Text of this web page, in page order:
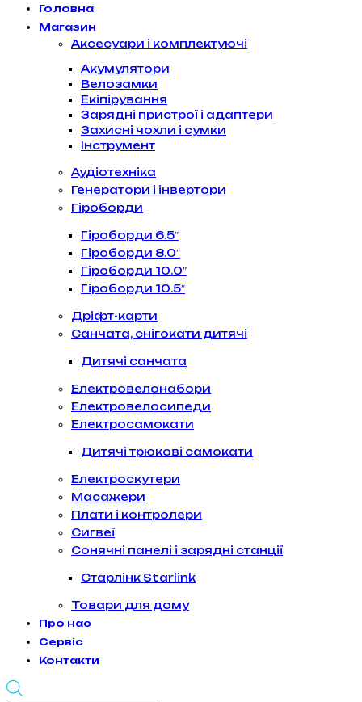
Головна
Магазин
Аксесуари і комплектуючі
Акумулятори
Велозамки
Екіпірування
Зарядні пристрої і адаптери
Захисні чохли і сумки
Інструмент
Аудіотехніка
Генератори і інвертори
Гіроборди
Гіроборди 6.5″
Гіроборди 8.0″
Гіроборди 10.0″
Гіроборди 10.5″
Дріфт-карти
Санчата, снігокати дитячі
Дитячі санчата
Електровелонабори
Електровелосипеди
Електросамокати
Дитячі трюкові самокати
Електроскутери
Масажери
Плати і контролери
Сигвеї
Сонячні панелі і зарядні станції
Старлінк Starlink
Товари для дому
Про нас
Сервіс
Контакти